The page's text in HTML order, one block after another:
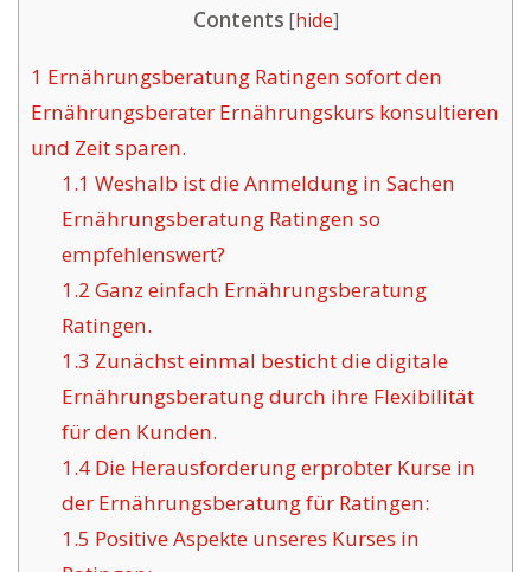
Contents [hide]
1 Ernährungsberatung Ratingen sofort den
Ernährungsberater Ernährungskurs konsultieren
und Zeit sparen.
1.1 Weshalb ist die Anmeldung in Sachen
Ernährungsberatung Ratingen so
empfehlenswert?
1.2 Ganz einfach Ernährungsberatung
Ratingen.
1.3 Zunächst einmal besticht die digitale
Ernährungsberatung durch ihre Flexibilität
für den Kunden.
1.4Die Herausforderung erprobter Kurse in
der Ernährungsberatung für Ratingen:
1.5 Positive Aspekte unseres Kurses in